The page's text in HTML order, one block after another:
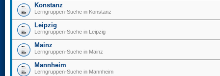
Konstanz
Lerngruppen-Suche in Konstanz
Leipzig
Lerngruppen-Suche in Leipzig
Mainz
Lerngruppen-Suche in Mainz
Mannheim
Lerngruppen-Suche in Mannheim